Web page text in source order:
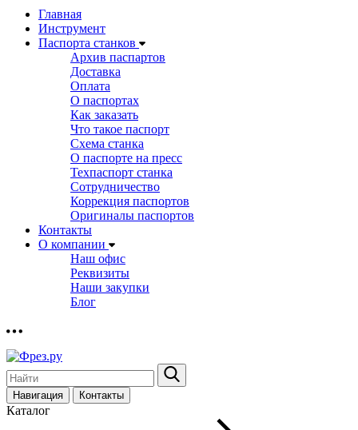
Главная
Инструмент
Паспорта станков
Архив паспартов
Доставка
Оплата
О паспортах
Как заказать
Что такое паспорт
Схема станка
О паспорте на пресс
Техпаспорт станка
Сотрудничество
Коррекция паспортов
Оригиналы паспортов
Контакты
О компании
Наш офис
Реквизиты
Наши закупки
Блог
Навигация Контакты
Каталог